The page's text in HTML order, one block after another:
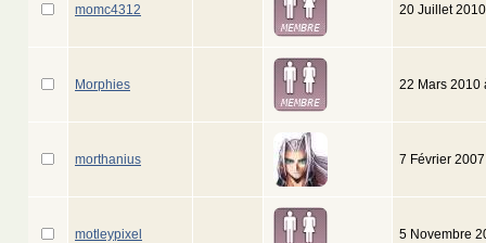
momc4312 20 Juillet
Morphies 22 Mars 2010
morthanius 7 Février
motleypixel 5 Novembre